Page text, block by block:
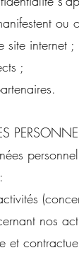
ou
site internet ;
;
nos
et